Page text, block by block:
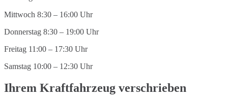
Mittwoch 8:30 – 16:00 Uhr
Donnerstag 8:30 – 19:00 Uhr
Freitag 11:00 – 17:30 Uhr
Samstag 10:00 – 12:30 Uhr
Ihrem Kraftfahrzeug verschrieben